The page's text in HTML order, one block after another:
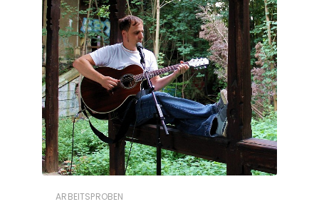
ARBEITSPROBEN